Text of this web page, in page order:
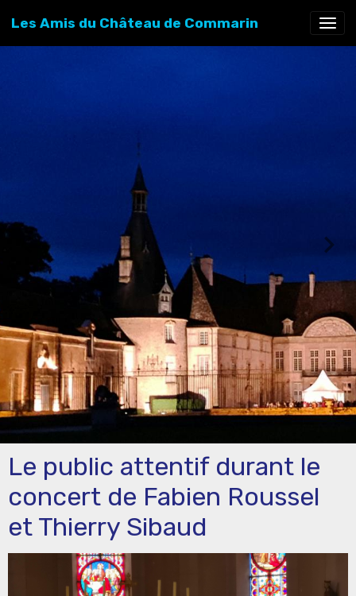
Les Amis du Château de Commarin
Le public attentif durant le
concert de Fabien Roussel
et Thierry Sibaud